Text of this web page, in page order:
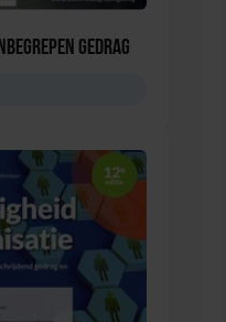
gedrag